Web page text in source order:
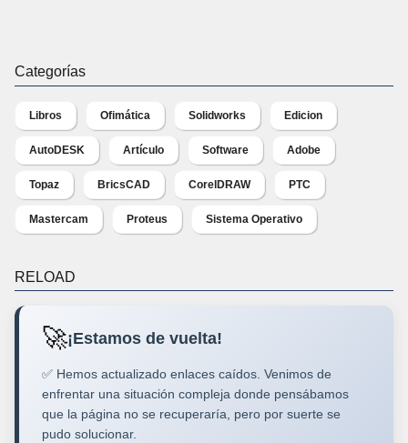
Categorías
Libros Ofimática Solidworks Edicion
AutoDESK Artículo Software Adobe
Topaz BricsCAD CorelDRAW PTC
Mastercam Proteus Sistema Operativo
RELOAD
🚀¡Estamos de vuelta!
✅ Hemos actualizado enlaces caídos. Venimos de
enfrentar una situación compleja donde pensábamos
que la página no se recuperaría, pero por suerte se
pudo solucionar.